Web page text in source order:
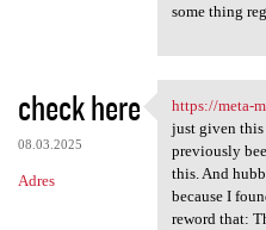
some thing
check here
08.03.2025
Adres
https://
https://meta-
just given this
previously
this. And
because I
reword that: